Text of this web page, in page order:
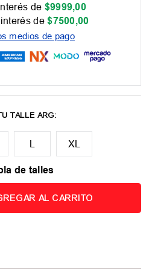
de $9999,00
de$7500,00
medios de pago
XL
de talles
AL CARRITO